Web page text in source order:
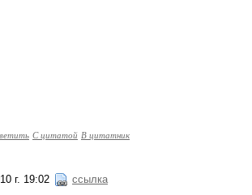
С цитатой В цитатник
г. 19:02 ссылка